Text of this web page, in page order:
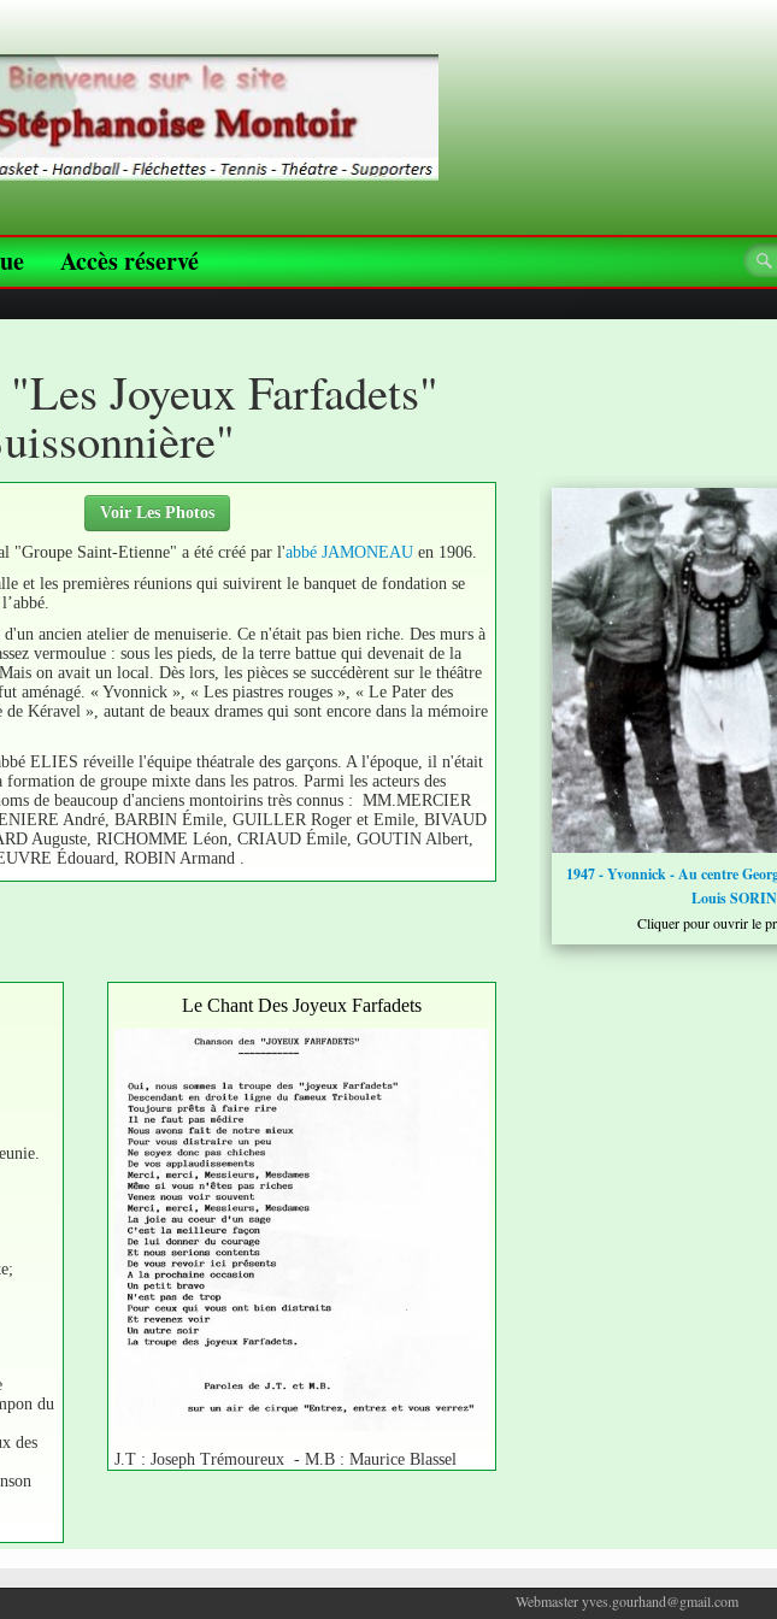
Accès réservé
Joyeux Farfadets"
Voir Les Photos
"Groupe Saint-Etienne" a été créé par l'abbé JAMONEAUen 1906.
et les premières réunions qui suivirent le banquet de fondation se
ancien atelier de menuiserie. Ce n'était pas bien riche. Des murs à
vermoulue : sous les pieds, de la terre battue qui devenait de la
on avait un local. Dès lors, les pièces se succédèrent sur le théâtre
aménagé. « Yvonnick », « Les piastres rouges », « Le Pater des
de Kéravel », autant de beaux drames qui sont encore dans la mémoire
ELIES réveille l'équipe théatrale des garçons. A l'époque, il n'était
formation de groupe mixte dans les patros. Parmi les acteurs des
de beaucoup d'anciens montoirins très connus : MM.MERCIER
André, BARBIN Émile, GUILLER Roger et Emile, BIVAUD
Auguste, RICHOMME Léon, CRIAUD Émile, GOUTIN Albert,
Édouard, ROBIN Armand .
1947 - Yvonnick - Au centre
Louis SORIN
Cliquer pour ouvrir le
du
des
Le Chant Des Joyeux Farfadets
J.T : Joseph Trémoureux - M.B : Maurice Blassel
Webmaster yves.gourhand@gmail.com